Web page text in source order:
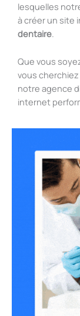
lesquelles
à créer un site
dentaire.
Que vous
vous
notre agence
internet